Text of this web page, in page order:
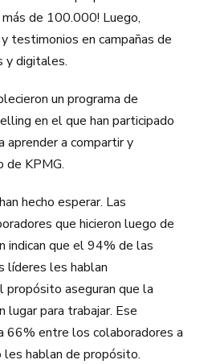
de 100.000! Luego,
testimonios en campañas de
y digitales.
un programa de
en el que han participado
aprender a compartir y
de KPMG.
hecho esperar. Las
que hicieron luego de
indican que el 94% de las
líderes les hablan
aseguran que la
lugar para trabajar. Ese
66% entre los colaboradores a
les hablan de propósito.